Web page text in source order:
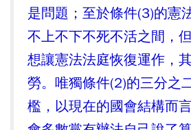
是問題；至於條件(3)的憲
不上不下不死不活之間，
想讓憲法法庭恢復運作，
勞。唯獨條件(2)的三分之
檻，以現在的國會結構而